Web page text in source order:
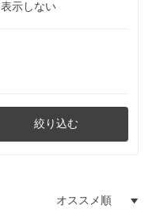
表示しない
絞り込む